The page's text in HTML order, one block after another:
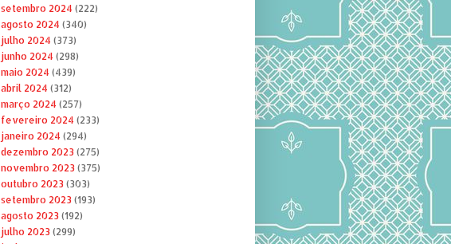
setembro 2024 (222)
agosto 2024 (340)
julho 2024 (373)
junho 2024 (298)
maio 2024 (439)
abril 2024 (312)
março 2024 (257)
fevereiro 2024 (233)
janeiro 2024 (294)
dezembro 2023(275)
novembro 2023(375)
outubro 2023(303)
setembro 2023(193)
agosto 2023(192)
julho 2023(299)